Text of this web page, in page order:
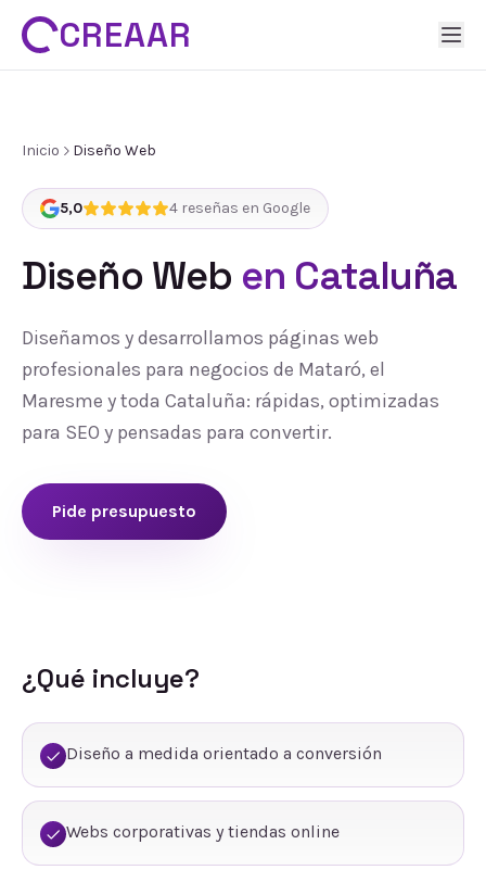
CREAAR
Inicio Diseño Web
5,0 4 reseñas en Google
Diseño Web en Cataluña
Diseñamos y desarrollamos páginas web
profesionales para negocios de Mataró, el
Maresme y toda Cataluña: rápidas, optimizadas
para SEO y pensadas para convertir.
Pide presupuesto
¿Qué incluye?
Diseño a medida orientado a conversión
Webs corporativas y tiendas online